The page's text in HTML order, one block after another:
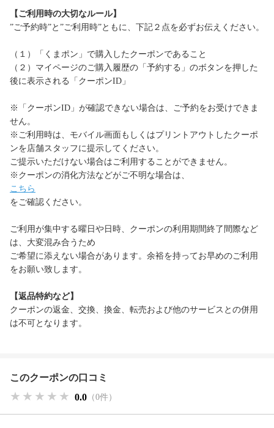
【ご利用時の大切なルール】
”ご予約時”と”ご利用時”ともに、下記２点を必ずお伝えください。
（１）「くまポン」で購入したクーポンであること
（２）マイページのご購入履歴の「予約する」のボタンを押した
後に表示される「クーポンID」
※「クーポンID」が確認できない場合は、ご予約をお受けできま
せん。
※ご利用時は、モバイル画面もしくはプリントアウトしたクーポ
ンを店舗スタッフに提示してください。
ご提示いただけない場合はご利用することができません。
※クーポンの消化方法などがご不明な場合は、
こちら
をご確認ください。
ご利用が集中する曜日や日時、クーポンの利用期間終了間際など
は、大変混み合うため
ご希望に添えない場合があります。余裕を持ってお早めのご利用
をお願い致します。
【返品特約など】
クーポンの返金、交換、換金、転売および他のサービスとの併用
は不可となります。
このクーポンの口コミ
★★★★★
★★★★★
★★★★★ 0.0 （0件）